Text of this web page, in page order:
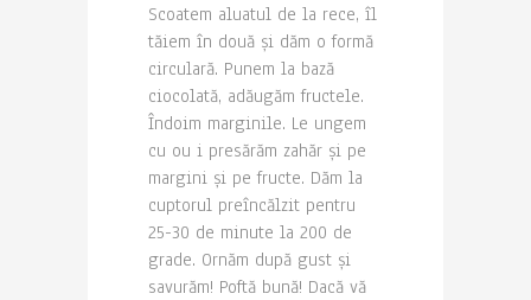
Scoatem aluatul de la rece, îl
tăiem în două și dăm o formă
circulară. Punem la bază
ciocolată, adăugăm fructele.
Îndoim marginile. Le ungem
cu ou i presărăm zahăr și pe
margini și pe fructe. Dăm la
cuptorul preîncălzit pentru
25-30 de minute la 200 de
grade. Ornăm după gust și
savurăm! Poftă bună! Dacă vă